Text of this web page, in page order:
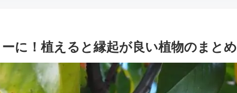
に！植えると縁起が良い植物のまとめ